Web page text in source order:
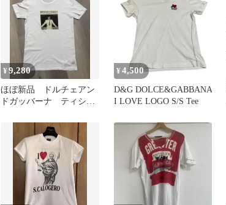
¥9,280
ほぼ新品 ドルチェアン
ドガッバーナ ティシャ
D&G
¥ 4,500
D&G DOLCE&GABBANA
I LOVE LOGO S/S Tee